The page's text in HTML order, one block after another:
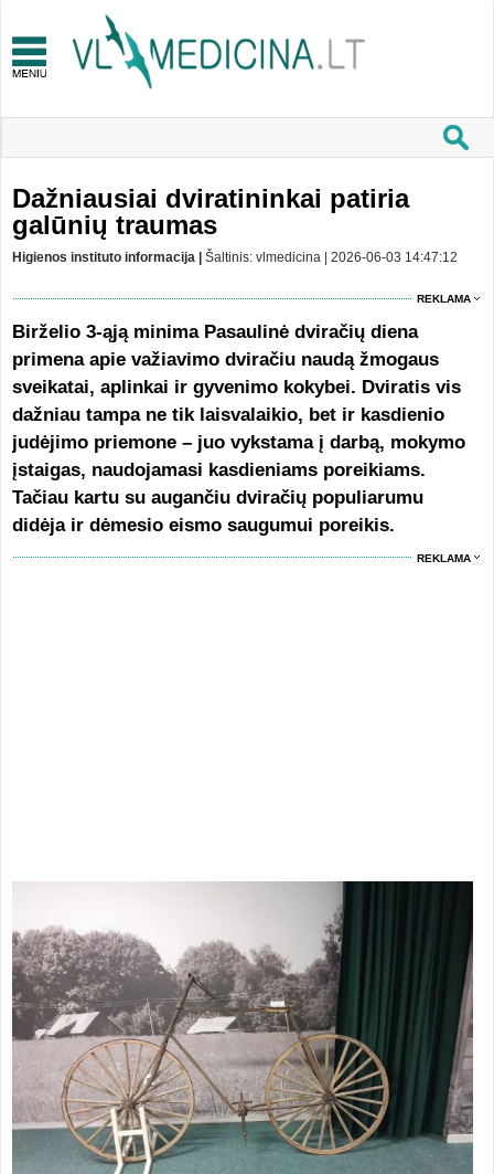
Dažniausiai dviratininkai patiria
galūnių traumas
Higienos instituto informacija | Šaltinis: vlmedicina | 2026-06-03 14:47:12
REKLAMA
Birželio 3-ąją minima Pasaulinė dviračių diena
primena apie važiavimo dviračiu naudą žmogaus
sveikatai, aplinkai ir gyvenimo kokybei. Dviratis vis
dažniau tampa ne tik laisvalaikio, bet ir kasdienio
judėjimo priemone – juo vykstama į darbą, mokymo
įstaigas, naudojamasi kasdieniams poreikiams.
Tačiau kartu su augančiu dviračių populiarumu
didėja ir dėmesio eismo saugumui poreikis.
REKLAMA